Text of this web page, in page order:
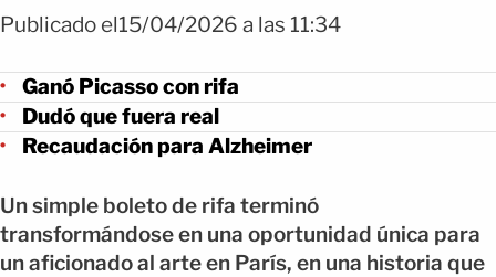
Publicado el15/04/2026 a las 11:34
Ganó Picasso con rifa
Dudó que fuera real
Recaudación para Alzheimer
Un simple boleto de rifa terminó
transformándose en una oportunidad única para
un aficionado al arte en París, en una historia que